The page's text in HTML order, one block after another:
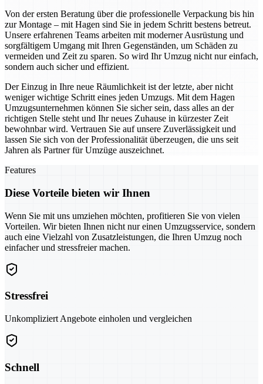
Von der ersten Beratung über die professionelle Verpackung bis hin
zur Montage – mit Hagen sind Sie in jedem Schritt bestens betreut.
Unsere erfahrenen Teams arbeiten mit moderner Ausrüstung und
sorgfältigem Umgang mit Ihren Gegenständen, um Schäden zu
vermeiden und Zeit zu sparen. So wird Ihr Umzug nicht nur einfach,
sondern auch sicher und effizient.
Der Einzug in Ihre neue Räumlichkeit ist der letzte, aber nicht
weniger wichtige Schritt eines jeden Umzugs. Mit dem Hagen
Umzugsunternehmen können Sie sicher sein, dass alles an der
richtigen Stelle steht und Ihr neues Zuhause in kürzester Zeit
bewohnbar wird. Vertrauen Sie auf unsere Zuverlässigkeit und
lassen Sie sich von der Professionalität überzeugen, die uns seit
Jahren als Partner für Umzüge auszeichnet.
Features
Diese Vorteile bieten wir Ihnen
Wenn Sie mit uns umziehen möchten, profitieren Sie von vielen
Vorteilen. Wir bieten Ihnen nicht nur einen Umzugsservice, sondern
auch eine Vielzahl von Zusatzleistungen, die Ihren Umzug noch
einfacher und stressfreier machen.
Stressfrei
Unkompliziert Angebote einholen und vergleichen
Schnell